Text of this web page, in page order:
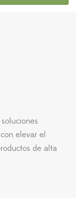
elevar el
de alta